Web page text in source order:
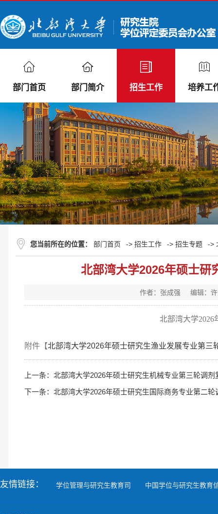
部门首页 部门简介 招生工作 培养工
您当前所在的位置： 部门首页 -> 招生工作 -> 招生专题 ->
北部湾大学2026年硕士研
作者：张成强 编辑：
北部湾大学
附件【北部湾大学2026年硕士研究生渔业发展专业第三
上一条： 北部湾大学2026年硕士研究生机械专业第三轮调
下一条： 北部湾大学2026年硕士研究生国际商务专业第二
友情链接： 学位管理与研究生教育司 中国学位与研究生教育